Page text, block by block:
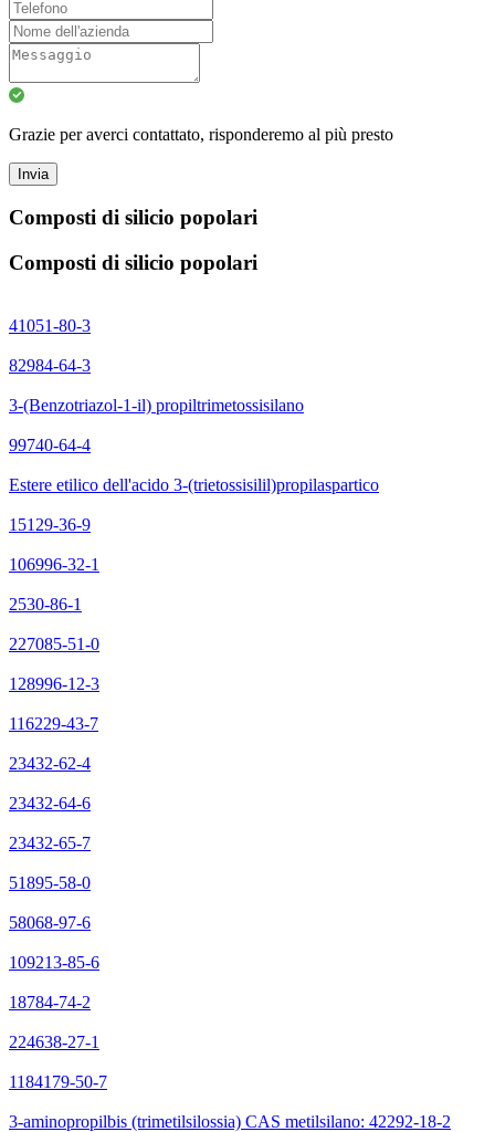
Grazie per averci contattato, risponderemo al più presto
Invia
Composti di silicio popolari
Composti di silicio popolari
41051-80-3
82984-64-3
3-(Benzotriazol-1-il) propiltrimetossisilano
99740-64-4
Estere etilico dell'acido 3-(trietossisilil)propilaspartico
15129-36-9
106996-32-1
2530-86-1
227085-51-0
128996-12-3
116229-43-7
23432-62-4
23432-64-6
23432-65-7
51895-58-0
58068-97-6
109213-85-6
18784-74-2
224638-27-1
1184179-50-7
3-aminopropilbis (trimetilsilossia) CAS metilsilano: 42292-18-2